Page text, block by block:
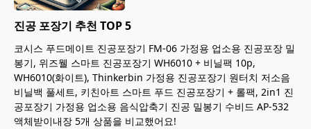
진공 포장기 추천 TOP 5
코시스 푸드메이트 진공포장기 FM-06 가정용 업소용 진공포장 밀
봉기, 위즈웰 스마트 진공포장기 WH6010 + 비닐팩 10p,
WH6010(화이트), Thinkerbin 가정용 진공포장기 원터치 저소음
비닐백 풀세트, 키친아트 스마트 푸드 진공포장기 + 롤팩, 2in1 진
공포장기 가정용 업소용 음식압축기 진공 밀봉기 수비드 AP-532
액체받이내장 5개 상품을 비교했어요!